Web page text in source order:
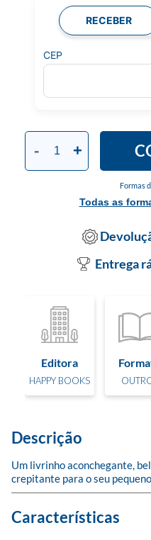
Formas
Todas as
- +
RECEBER
CEP
Entrega
Editora
HAPPY BOOKS
Descrição
Um livrinho aconchegante,
crepitante para o seu